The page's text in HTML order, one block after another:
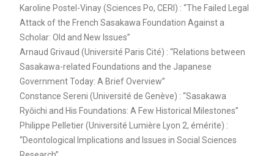
Karoline Postel-Vinay (Sciences Po, CERI) : “The Failed Legal
Attack of the French Sasakawa Foundation Against a
Scholar: Old and New Issues”
Arnaud Grivaud (Université Paris Cité) : “Relations between
Sasakawa-related Foundations and the Japanese
Government Today: A Brief Overview”
Constance Sereni (Université de Genève) : “Sasakawa
Ryōichi and His Foundations: A Few Historical Milestones”
Philippe Pelletier (Université Lumière Lyon 2, émérite) :
“Deontological Implications and Issues in Social Sciences